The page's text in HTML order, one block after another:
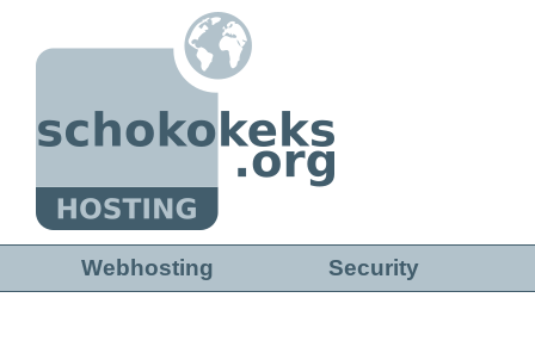
Webhosting Security